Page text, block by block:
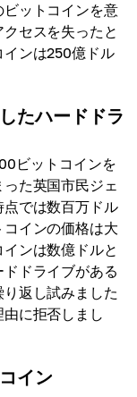
ットコインを意
セスを失ったと
ンは250億ドル
たハードドラ
ビットコインを
た英国市民ジェ
では数百万ドル
インの価格は大
ンは数億ドルと
ドライブがある
返し試みました
に拒否しまし
イン